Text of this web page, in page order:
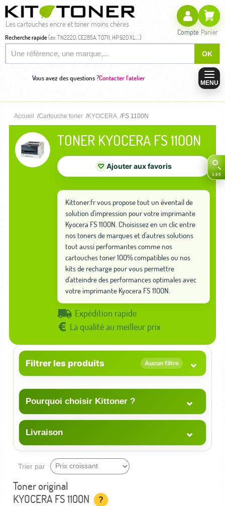
Les cartouches encre et toner moins chères
Recherche rapide(ex: TN2220, CE285A, T0711, HP 920 XL,...)
OK
Compte Panier
Vous avez des questions ?Contacter l'atelier
MENU
Accueil Cartouche toner KYOCERA FS 1100N
TONER KYOCERA FS 1100N
♡ Ajouter aux favoris
Kittoner.fr vous propose tout un éventail de
solution d'impression pour votre imprimante
Kyocera FS 1100N. Choisissez en un clic entre
nos toners de marques et d'autres solutions
tout aussi performantes comme nos
cartouches toner 100% compatibles ou nos
kits de recharge pour vous permettre
d'atteindre des performances optimales avec
votre imprimante Kyocera FS 1100N.
Expédition rapide
La qualité au meilleur prix
Filtrer les produits Aucun filtre ⌄
Pourquoi choisir Kittoner ? ⌄
Livraison ⌄
Trier par
Toner original
KYOCERA FS 1100N
?